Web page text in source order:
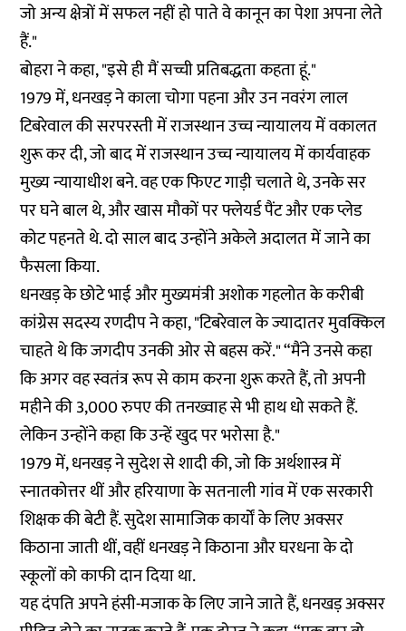
जो अन्य क्षेत्रों में सफल नहीं हो पाते वे कानून का पेशा अपना लेते
हैं."
बोहरा ने कहा, "इसे ही मैं सच्ची प्रतिबद्धता कहता हूं."
1979 में, धनखड़ ने काला चोगा पहना और उन नवरंग लाल
टिबरेवाल की सरपरस्ती में राजस्थान उच्च न्यायालय में वकालत
शुरू कर दी, जो बाद में राजस्थान उच्च न्यायालय में कार्यवाहक
मुख्य न्यायाधीश बने. वह एक फिएट गाड़ी चलाते थे, उनके सर
पर घने बाल थे, और खास मौकों पर फ्लेयर्ड पैंट और एक प्लेड
कोट पहनते थे. दो साल बाद उन्होंने अकेले अदालत में जाने का
फैसला किया.
धनखड़ के छोटे भाई और मुख्यमंत्री अशोक गहलोत के करीबी
कांग्रेस सदस्य रणदीप ने कहा, "टिबरेवाल के ज्यादातर मुवक्किल
चाहते थे कि जगदीप उनकी ओर से बहस करें." “मैंने उनसे कहा
कि अगर वह स्वतंत्र रूप से काम करना शुरू करते हैं, तो अपनी
महीने की 3,000 रुपए की तनख्वाह से भी हाथ धो सकते हैं.
लेकिन उन्होंने कहा कि उन्हें खुद पर भरोसा है."
1979 में, धनखड़ ने सुदेश से शादी की, जो कि अर्थशास्त्र में
स्नातकोत्तर थीं और हरियाणा के सतनाली गांव में एक सरकारी
शिक्षक की बेटी हैं. सुदेश सामाजिक कार्यों के लिए अक्सर
किठाना जाती थीं, वहीं धनखड़ ने किठाना और घरधना के दो
स्कूलों को काफी दान दिया था.
यह दंपति अपने हंसी-मजाक के लिए जाने जाते हैं, धनखड़ अक्सर